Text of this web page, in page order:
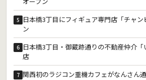
5 日本橋3丁目にフィギュア専門店「チャ
ン
6 日本橋3丁目・御蔵跡通りの不動産仲介
店
7 関西初のラジコン重機カフェがなんさん